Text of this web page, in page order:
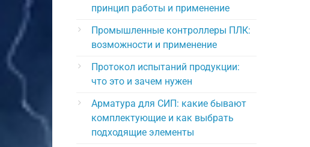
принцип работы и применение
Промышленные контроллеры ПЛК:
возможности и применение
Протокол испытаний продукции:
что это и зачем нужен
Арматура для СИП: какие бывают
комплектующие и как выбрать
подходящие элементы